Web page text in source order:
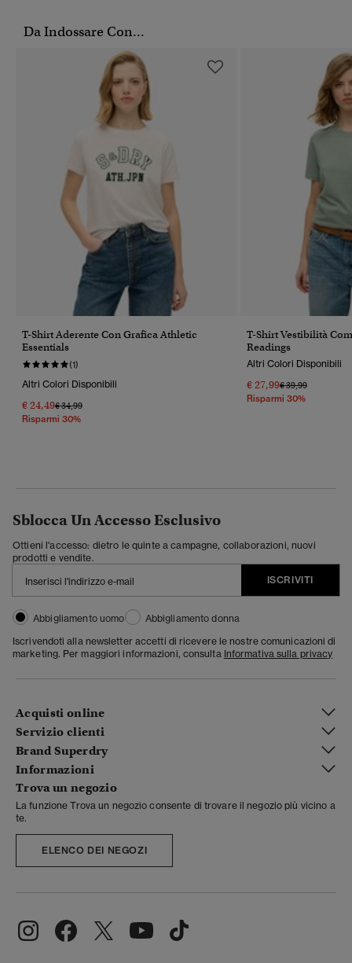
Da Indossare Con...
T-Shirt Aderente Con Grafica Athletic
Essentials
(1)
Altri Colori Disponibili
€ 24,49Prezzo Ridotto Da
€ 34,99A
Risparmi 30%
T-Shirt Vestibilità
Readings
Altri Colori Disponibili
€ 27,99Prezzo Ridotto Da
€ 39,99A
Risparmi 30%
Sblocca Un Accesso Esclusivo
Ottieni l'accesso: dietro le quinte a campagne, collaborazioni, nuovi
prodotti e vendite.
ISCRIVITI
Abbigliamento uomo
Abbigliamento donna
Iscrivendoti alla newsletter accetti di ricevere le nostre comunicazioni di
marketing. Per maggiori informazioni, consulta Informativa sulla privacy
Acquisti online
Servizio clienti
Brand Superdry
Informazioni
Trova un negozio
La funzione Trova un negozio consente di trovare il negozio più vicino a
te.
ELENCO DEI NEGOZI